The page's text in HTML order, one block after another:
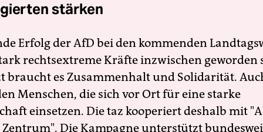
stärken
Erfolg der AfD bei den kommenden
rechtsextreme Kräfte inzwischen geworden
braucht es Zusammenhalt und Solidarität.
Menschen, die sich vor Ort für eine starke
einsetzen. Die taz kooperiert deshalb mit
Die Kampagne unterstützt